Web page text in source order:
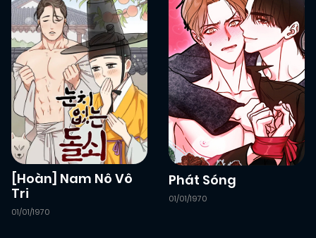
[Hoàn] Nam Nô Vô
Tri
01/01/1970
Phát Sóng
01/01/1970